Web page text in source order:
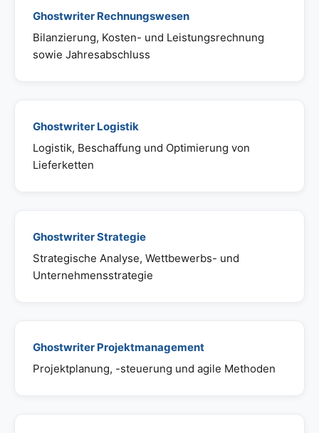
Ghostwriter Rechnungswesen
Bilanzierung, Kosten- und Leistungsrechnung
sowie Jahresabschluss
Ghostwriter Logistik
Logistik, Beschaffung und Optimierung von
Lieferketten
Ghostwriter Strategie
Strategische Analyse, Wettbewerbs- und
Unternehmensstrategie
Ghostwriter Projektmanagement
Projektplanung, -steuerung und agile Methoden